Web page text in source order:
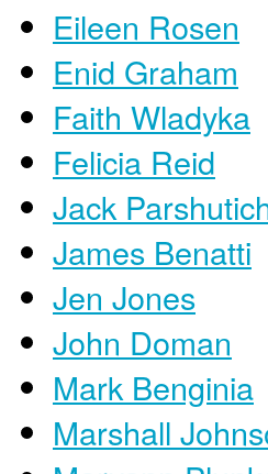
Eileen Rosen
Enid Graham
Faith Wladyka
Felicia Reid
Jack
James Benatti
Jen Jones
John Doman
Mark Benginia
Marshall